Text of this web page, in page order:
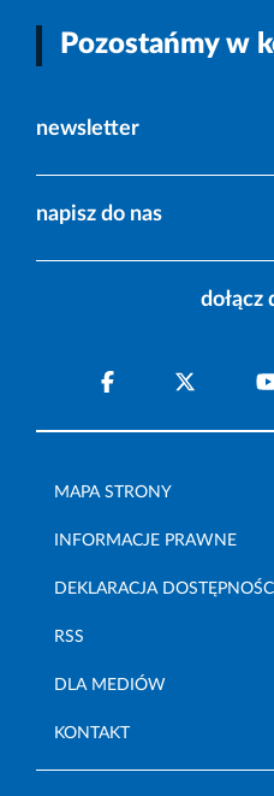
Pozostańmy w
newsletter
napisz do nas
dołącz
MAPA STRONY
INFORMACJE PRAWNE
DEKLARACJA DOSTĘPNOŚCI
RSS
DLA MEDIÓW
KONTAKT